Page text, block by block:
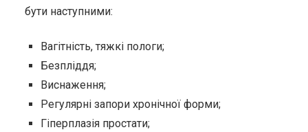
бути наступними:
Вагітність, тяжкі пологи;
Безпліддя;
Виснаження;
Регулярні запори хронічної форми;
Гіперплазія простати;